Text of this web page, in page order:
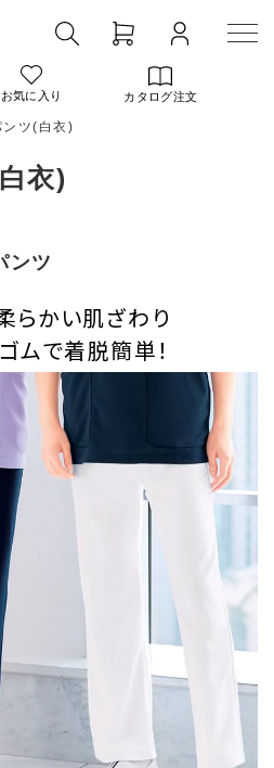
お気に入り カタログ注文
ンツ(白衣)
衣)
ンツ
らかい肌ざわり
ムで着脱簡単！